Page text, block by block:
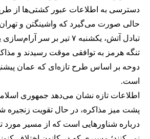
دسترسی به اطلاعات عبور کشتی‌ها از
حالی صورت می‌گیرد که واشینگتن و
تبادل آتش، یکشنبه ۷ تیر بر
تنگه هرمز به توافقی موقت رسیدند و
دوحه بر اساس طرح تازه‌ای که عمان
است.
اطلاعات تازه نشان می‌دهد جمهوری
پشت میز مذاکره، در حال تقویت زنجیره
درباره شناورهایی است که از مسیر مورد